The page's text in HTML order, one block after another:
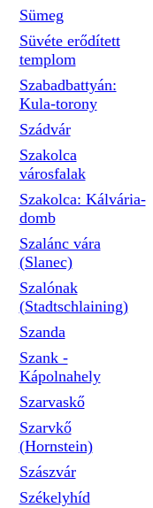
Sümeg
Süvéte erődített
templom
Szabadbattyán:
Kula-torony
Szádvár
Szakolca
városfalak
Szakolca: Kálvária-
domb
Szalánc vára
(Slanec)
Szalónak
(Stadtschlaining)
Szanda
Szank -
Kápolnahely
Szarvaskő
Szarvkő
(Hornstein)
Szászvár
Székelyhíd